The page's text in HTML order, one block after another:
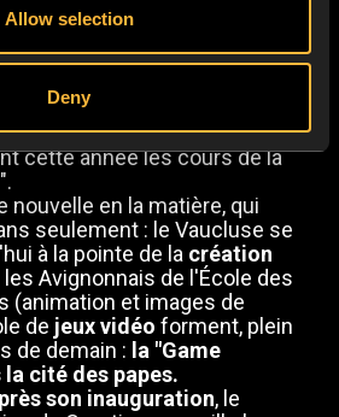
Allow selection
Deny
- 21/08/2018
de l'ensemble des
cinquante
cette année les cours de la
nouvelle en la matière, qui
seulement : le Vaucluse se
à la pointe de la création
les Avignonnais de l'École des
(animation et images de
de jeux vidéo forment, plein
de demain : la "Game
cité des papes.
son inauguration, le